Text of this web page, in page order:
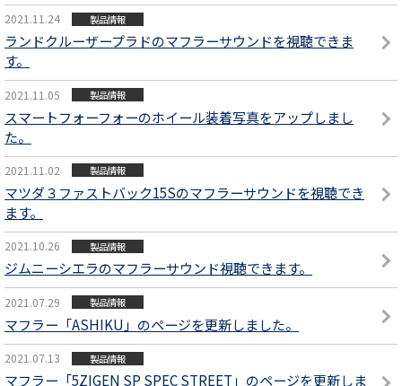
2021.11.24 製品情報
ランドクルーザープラドのマフラーサウンドを視聴できま
す。
2021.11.05 製品情報
スマートフォーフォーのホイール装着写真をアップしまし
た。
2021.11.02 製品情報
マツダ３ファストバック15Sのマフラーサウンドを視聴でき
ます。
2021.10.26 製品情報
ジムニーシエラのマフラーサウンド視聴できます。
2021.07.29 製品情報
マフラー「ASHIKU」のページを更新しました。
2021.07.13 製品情報
マフラー「5ZIGEN SP SPEC STREET」のページを更新しま